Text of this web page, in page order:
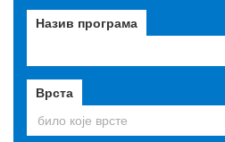
Назив програма
Врста
било које врсте